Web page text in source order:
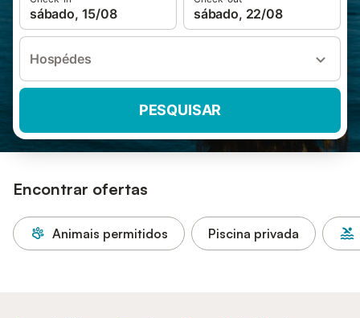
sábado, 15/08 sábado, 22/08
Hospédes
PESQUISAR
Encontrar ofertas
Animais permitidos Piscina privada